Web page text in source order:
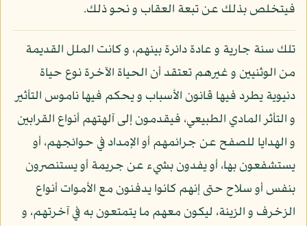
فيتخلص بذلك عن تبعة العقاب و نحو ذلك.
تلك سنة جارية و عادة دائرة بينهم، و كانت الملل القديمة
من الوثنيين و غيرهم تعتقد أن الحياة الآخرة نوع حياة
دنيوية يطرد فيها قانون الأسباب و يحكم فيها ناموس التأثير
و التأثر المادي الطبيعي، فيقدمون إلى آلهتهم أنواع القرابين
و الهدايا للصفح عن جرائمهم أو الإمداد في حوائجهم، أو
يستشفعون بها، أو يفدون بشيء عن جريمة أو يستنصرون
بنفس أو سلاح حتى إنهم كانوا يدفنون مع الأموات أنواع
الزخرف و الزينة، ليكون معهم ما يتمتعون به في آخرتهم، و